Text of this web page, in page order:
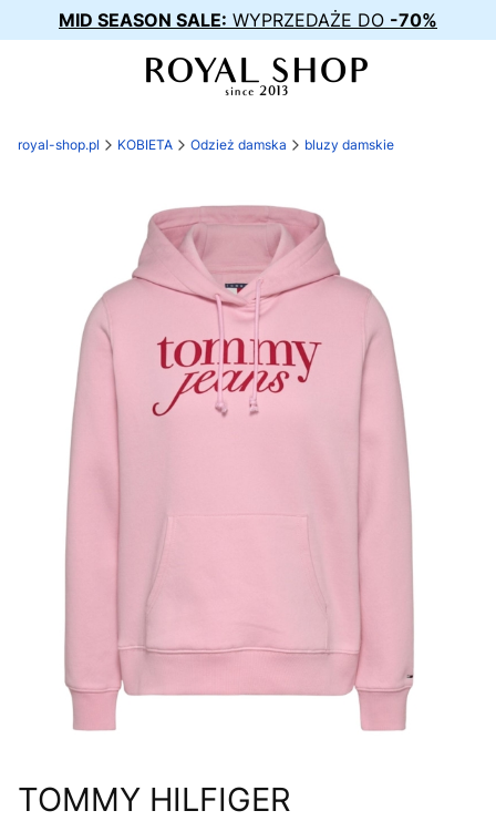
MID SEASON SALE: WYPRZEDAŻE DO -70%
royal-shop.pl KOBIETA Odzież damska bluzy damskie
TOMMY HILFIGER